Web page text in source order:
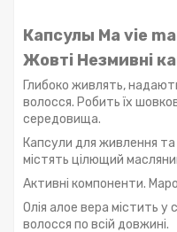
Капсулы Ma vie
Жовті Незмивні
Глибоко живлять,
волосся. Робить їх
середовища.
Капсули для живлення
містять цілющий
Активні компоненти.
Олія алое вера містить у
волосся по всій довжині.